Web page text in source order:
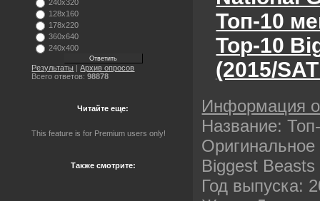
240x320
128x160
178x220
360x640
240x400
Результаты |Архив опросов
Всего ответов:98878
Читайте еще:
This feature is for Premium users only!
Также смотрите:
Топ-10
Top-10
(2015/
Информация
Название:
Оригинальное
Biggest Beasts
Год выпуска: